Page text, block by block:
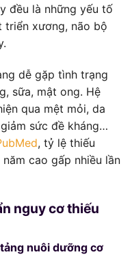
đều là những yếu tố
triển xương, não bộ
dễ gặp tình trạng
sữa, mật ong. Hệ
qua mệt mỏi, da
sức đề kháng…
, tỷ lệ thiếu
cao gấp nhiều lần
nguy cơ thiếu
nuôi dưỡng cơ